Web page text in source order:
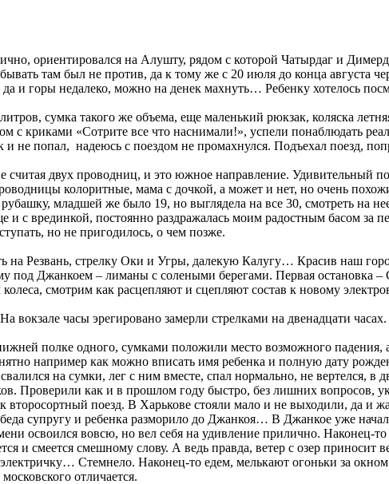
ориентировался на Алушту, рядом с которой Чатырдаг и
там был не против, да к тому же с 20 июля до конца августа
и горы недалеко, можно на денек махнуть… Ребенку хотелось
сумка такого же объема, еще маленький рюкзак, коляска
с криками «Сотрите все что наснимали!», успели понаблюдать
не попал, надеюсь с поездом не промахнулся. Подъехал поезд,
двух проводниц, и это южное направление. Удивительный
колоритные, мама с дочкой, а может и нет, но очень
младшей же было 19, но выглядела на все 30, смотреть на
с врединкой, постоянно раздражалась моим радостным басом за
но не пригодилось, о чем позже.
на Резвань, стрелку Оки и Угры, далекую Калугу… Красив наш
под Джанкоем – лиманы с солеными берегами. Первая остановка
смотрим как расцепляют и сцепляют состав к новому
часы эрегировано замерли стрелками на двенадцати
полке одного, сумками положили место возможного
например как можно вписать имя ребенка и полную дату
на сумки, лег с ним вместе, спал нормально, не вертелся, в
Проверили как и в прошлом году быстро, без лишних вопросов,
второсортный поезд. В Харькове стояли мало и не выходили, да и
супругу и ребенка разморило до Джанкоя… В Джанкое уже
освоился вовсю, но вел себя на удивление прилично. Наконец-
и смеется смешному слову. А ведь правда, ветер с озер приносит
Стемнело. Наконец-то едем, мелькают огоньки за
отличается.